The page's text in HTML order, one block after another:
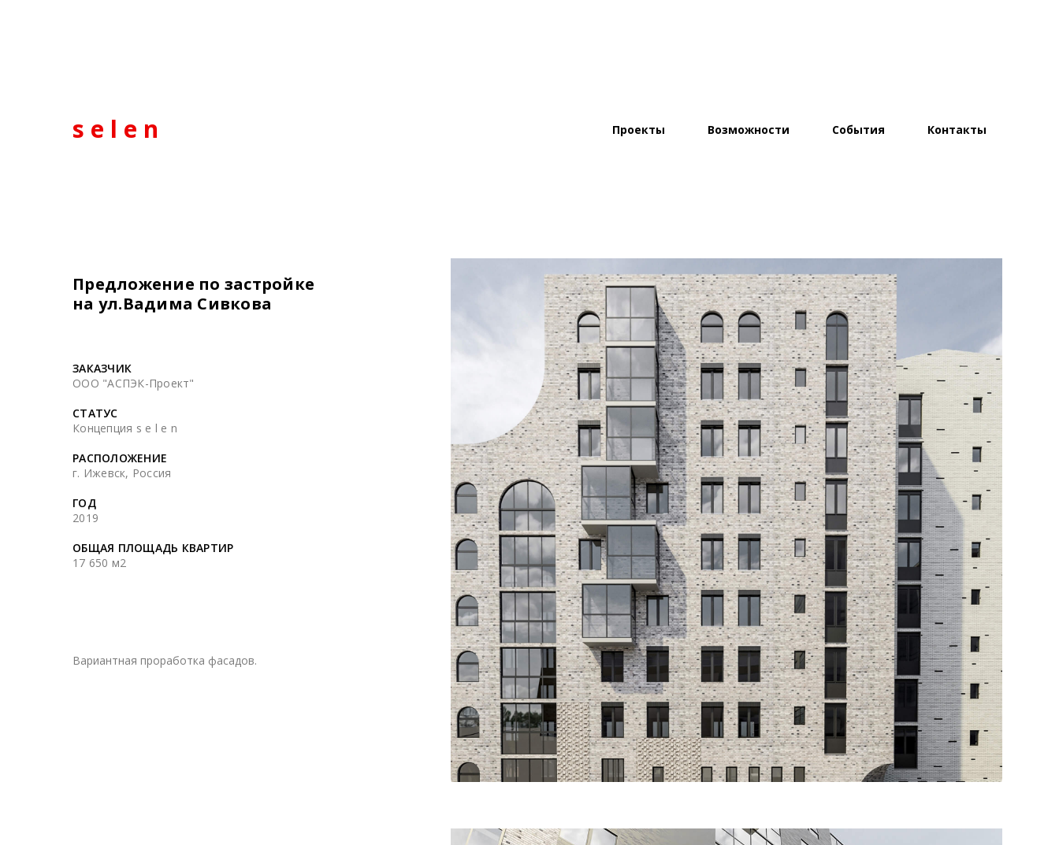
s e l e n Проекты Возможности События Контакты
Предложение по застройке
на ул.Вадима Сивкова
ЗАКАЗЧИК
СТАТУС
РАСПОЛОЖЕНИЕ
ГОД
ОБЩАЯ ПЛОЩАДЬ КВАРТИР
ООО "АСПЭК-Проект"
Концепция s e l e n
г. Ижевск, Россия
2019
17 650 м2
Вариантная проработка фасадов.